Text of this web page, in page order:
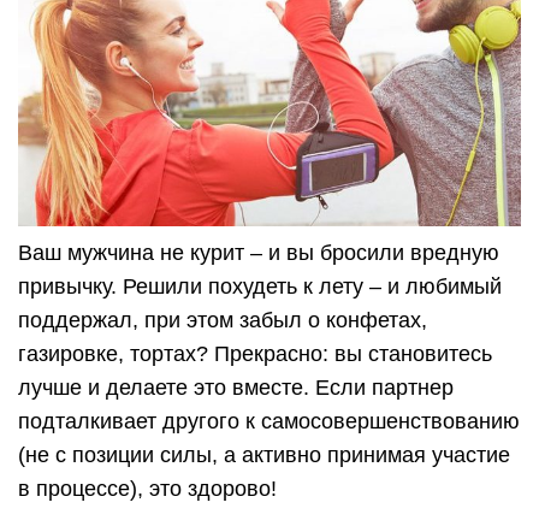
Ваш мужчина не курит – и вы бросили вредную
привычку. Решили похудеть к лету – и любимый
поддержал, при этом забыл о конфетах,
газировке, тортах? Прекрасно: вы становитесь
лучше и делаете это вместе. Если партнер
подталкивает другого к самосовершенствованию
(не с позиции силы, а активно принимая участие
в процессе), это здорово!